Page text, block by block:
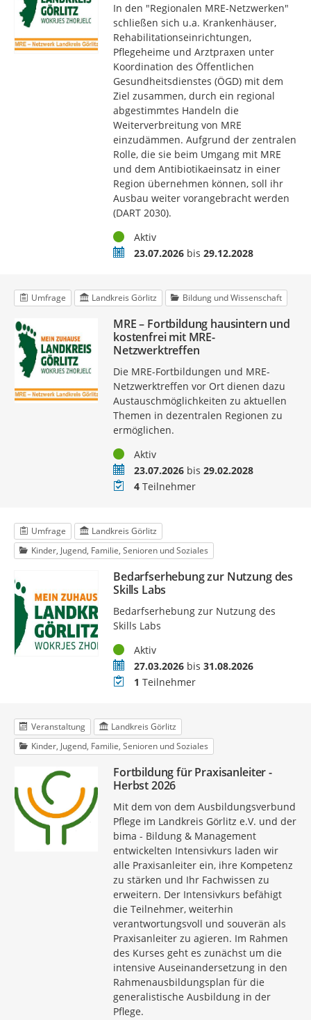
In den "Regionalen MRE-Netzwerken"
schließen sich u.a. Krankenhäuser,
Rehabilitationseinrichtungen,
Pflegeheime und Arztpraxen unter
Koordination des Öffentlichen
Gesundheitsdienstes (ÖGD) mit dem
Ziel zusammen, durch ein regional
abgestimmtes Handeln die
Weiterverbreitung von MRE
einzudämmen. Aufgrund der zentralen
Rolle, die sie beim Umgang mit MRE
und dem Antibiotikaeinsatz in einer
Region übernehmen können, soll ihr
Ausbau weiter vorangebracht werden
(DART 2030).
StatusAktiv
Zeitraum23.07.2026bis 29.12.2028
Umfrage Landkreis Görlitz Bildung und Wissenschaft
MRE – Fortbildung hausintern und
kostenfrei mit MRE-
Netzwerktreffen
Die MRE-Fortbildungen und MRE-
Netzwerktreffen vor Ort dienen dazu
Austauschmöglichkeiten zu aktuellen
Themen in dezentralen Regionen zu
ermöglichen.
StatusAktiv
Zeitraum23.07.2026bis 29.02.2028
Teilnehmer
4Teilnehmer
Umfrage
Landkreis Görlitz
Kinder, Jugend, Familie, Senioren und Soziales
Bedarfserhebung zur Nutzung des
Skills Labs
Bedarfserhebung zur Nutzung des
Skills Labs
StatusAktiv
Zeitraum27.03.2026bis 31.08.2026
Teilnehmer
1 Teilnehmer
Veranstaltung
Landkreis Görlitz
Kinder, Jugend, Familie, Senioren und Soziales
Fortbildung für Praxisanleiter -
Herbst 2026
Mit dem von dem Ausbildungsverbund
Pflege im Landkreis Görlitz e.V. und der
bima - Bildung & Management
entwickelten Intensivkurs laden wir
alle Praxisanleiter ein, ihre Kompetenz
zu stärken und Ihr Fachwissen zu
erweitern. Der Intensivkurs befähigt
die Teilnehmer, weiterhin
verantwortungsvoll und souverän als
Praxisanleiter zu agieren. Im Rahmen
des Kurses geht es zunächst um die
intensive Auseinandersetzung in den
Rahmenausbildungsplan für die
generalistische Ausbildung in der
Pflege.